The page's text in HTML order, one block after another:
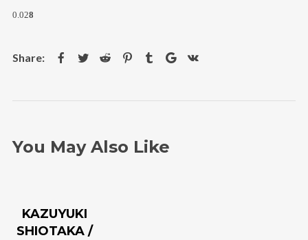
Username or email address *
Password*
Remember me
0.028
You May Also Like
KAZUYUKI
SHIOTAKA /